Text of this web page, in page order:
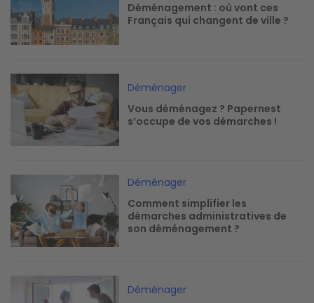
Déménagement : où vont ces
Français qui changent de ville ?
Image
Déménager
Vous déménagez ? Papernest
s’occupe de vos démarches !
Déménager
Comment simplifier les
démarches administratives de
son déménagement ?
Image
Déménager